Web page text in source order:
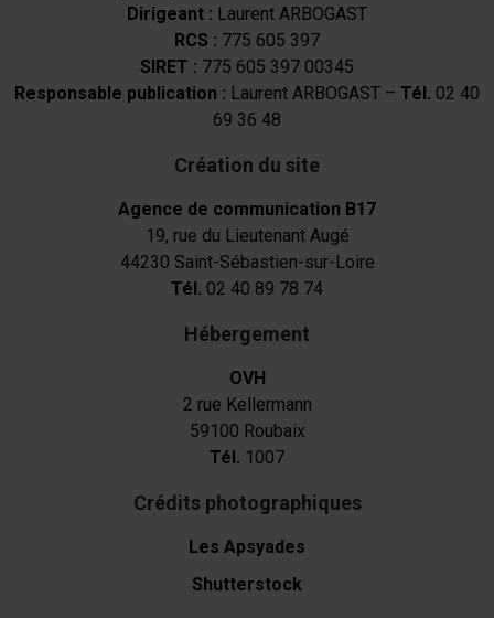
Dirigeant : Laurent ARBOGAST
RCS : 775 605 397
SIRET : 775 605 397 00345
Responsable publication : Laurent ARBOGAST – Tél. 02 40
69 36 48
Création du site
Agence de communication B17
19, rue du Lieutenant Augé
44230 Saint-Sébastien-sur-Loire
Tél. 02 40 89 78 74
Hébergement
OVH
2 rue Kellermann
59100 Roubaix
Tél. 1007
Crédits photographiques
Les Apsyades
Shutterstock